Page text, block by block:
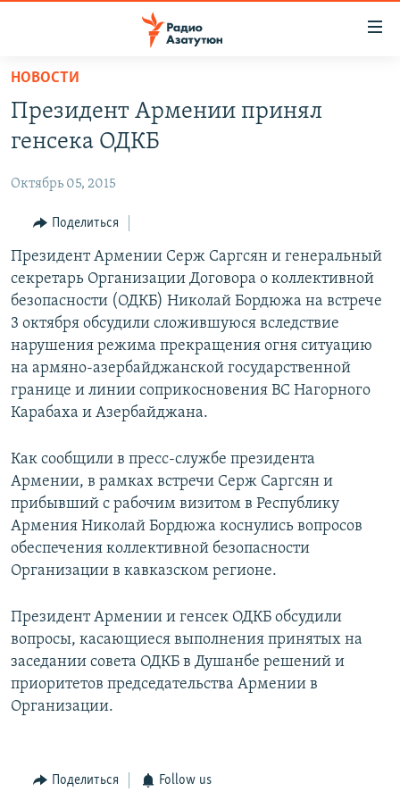
Перейти
основному
содержанию
навигации
Перейти
поиску
НОВОСТИ
ОБЩЕСТВО
ЭКОНОМИКА
РЕГИОН
НАГОРНЫЙ КАРАБАХ
КУЛЬТУРА
СПОРТ
АРХИВ
English
Русский
Все сайты Радио Азатутюн
НОВОСТИ
Президент Армении принял
генсека ОДКБ
Октябрь 05, 2015
Поделиться
Президент Армении Серж Саргсян и генеральный
секретарь Организации Договора о коллективной
безопасности (ОДКБ) Николай Бордюжа на встрече
3 октября обсудили сложившуюся вследствие
нарушения режима прекращения огня ситуацию
на армяно-азербайджанской государственной
границе и линии соприкосновения ВС Нагорного
Карабаха и Азербайджана.
Как сообщили в пресс-службе президента
Армении, в рамках встречи Серж Саргсян и
прибывший с рабочим визитом в Республику
Армения Николай Бордюжа коснулись вопросов
обеспечения коллективной безопасности
Организации в кавказском регионе.
Президент Армении и генсек ОДКБ обсудили
вопросы, касающиеся выполнения принятых на
заседании совета ОДКБ в Душанбе решений и
приоритетов председательства Армении в
Организации.
Поделиться Follow us